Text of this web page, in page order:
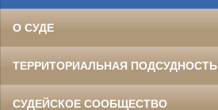
О СУДЕ
ТЕРРИТОРИАЛЬНАЯ ПОДСУДНОСТЬ
СУДЕЙСКОЕ СООБЩЕСТВО